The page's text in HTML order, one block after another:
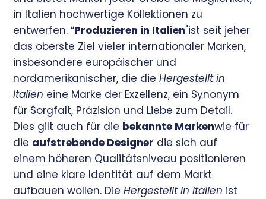
in Italien hochwertige Kollektionen zu
entwerfen. “Produzieren in Italien"ist seit jeher
das oberste Ziel vieler internationaler Marken,
insbesondere europäischer und
nordamerikanischer, die dieHergestellt in
Italien eine Marke der Exzellenz, ein Synonym
für Sorgfalt, Präzision und Liebe zum Detail.
Dies gilt auch für die bekannte Markenwie für
die aufstrebende Designer die sich auf
einem höheren Qualitätsniveau positionieren
und eine klare Identität auf dem Markt
aufbauen wollen. DieHergestellt in Italien ist